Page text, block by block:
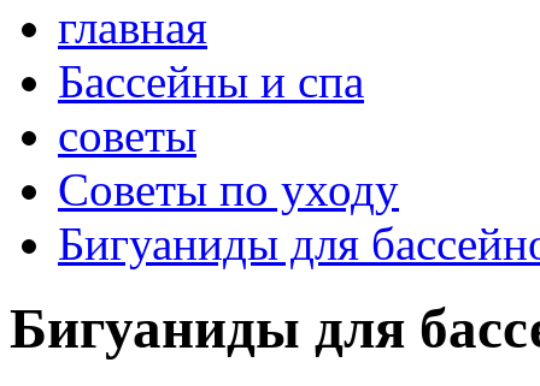
главная
Бассейны и спа
советы
Советы по уходу
Бигуаниды для
Бигуаниды для